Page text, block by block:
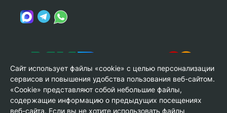
Сайт использует файлы «cookie» с целью персонализации
сервисов и повышения удобства пользования веб-сайтом.
«Cookie» представляют собой небольшие файлы,
содержащие информацию о предыдущих посещениях
веб-сайта. Если вы не хотите использовать файлы